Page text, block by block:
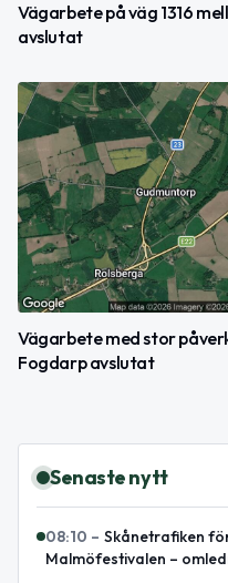
Vägarbete på väg 1316
avslutat
Vägarbete med stor
Fogdarp avslutat
Senaste nytt
08:10 – Skånetrafiken
Malmöfestivalen –